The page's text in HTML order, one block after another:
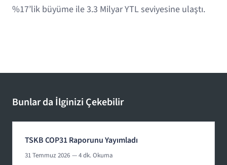
%17’lik büyüme ile 3.3 Milyar YTL seviyesine ulaştı.
Bunlar da İlginizi Çekebilir
TSKB COP31 Raporunu Yayımladı
31 Temmuz 2026 — 4 dk. Okuma